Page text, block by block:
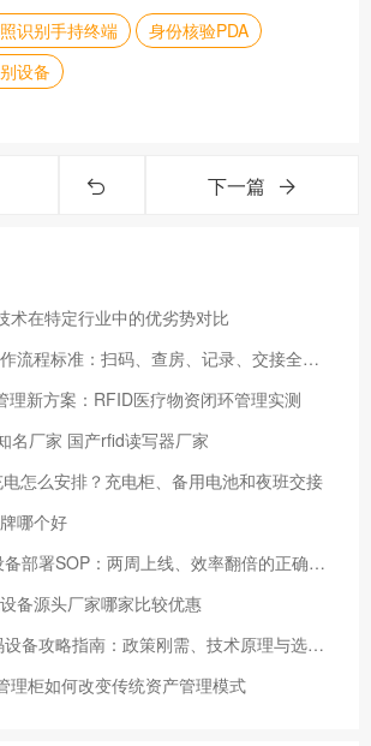
识别手持终端
身份核验PDA
设备
下一篇
术在特定行业中的优劣势对比
护士pda使用操作流程标准：扫码、查房、记录、交接全流程
理新方案：RFID医疗物资闭环管理实测
名厂家 国产rfid读写器厂家
怎么安排？充电柜、备用电池和夜班交接
哪个好
手持智能扫码设备部署SOP：两周上线、效率翻倍的正确姿势
备源头厂家哪家比较优惠
药品追溯码扫码设备攻略指南：政策刚需、技术原理与选型要点
理柜如何改变传统资产管理模式